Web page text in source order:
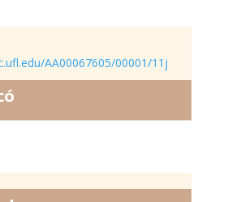
AA00067605/00001/11j